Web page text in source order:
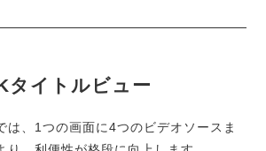
タイトルビュー
は、1つの画面に4つのビデオソースま